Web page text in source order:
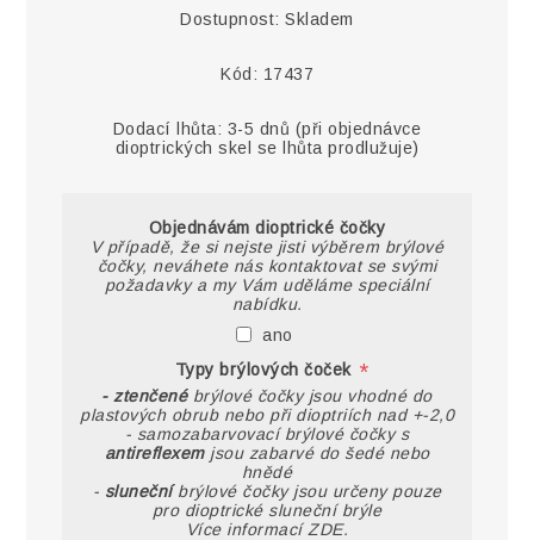
Dostupnost: Skladem
Kód: 17437
Dodací lhůta: 3-5 dnů (při objednávce
dioptrických skel se lhůta prodlužuje)
Objednávám dioptrické čočky
V případě, že si nejste jisti výběrem brýlové
čočky, neváhete nás kontaktovat se svými
požadavky a my Vám uděláme speciální
nabídku.
ano
Typy brýlových čoček *
- ztenčené brýlové čočky jsou vhodné do
plastových obrub nebo při dioptriích nad +-2,0
- samozabarvovací brýlové čočky s
antireflexemjsou zabarvé do šedé nebo
hnědé
- slunečníbrýlové čočky jsou určeny pouze
pro dioptrické sluneční brýle
Více informací ZDE.